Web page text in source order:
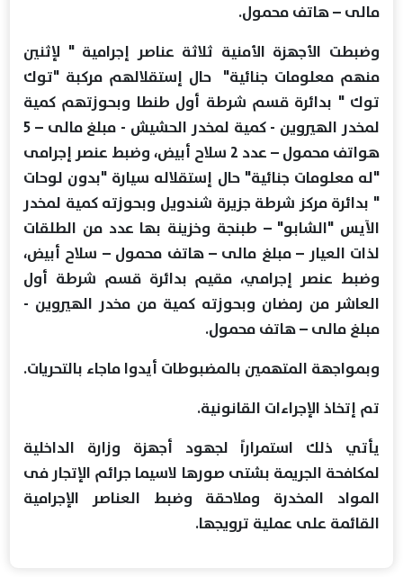
مالى – هاتف محمول.
وضبطت الأجهزة الأمنية ثلاثة عناصر إجرامية " لإثنين
منهم معلومات جنائية" حال إستقلالهم مركبة "توك
توك " بدائرة قسم شرطة أول طنطا وبحوزتهم كمية
لمخدر الهيروين - كمية لمخدر الحشيش - مبلغ مالى – 5
هواتف محمول – عدد 2 سلاح أبيض، وضبط عنصر إجرامى
"له معلومات جنائية" حال إستقلاله سيارة "بدون لوحات
" بدائرة مركز شرطة جزيرة شندويل وبحوزته كمية لمخدر
الآيس "الشابو" – طبنجة وخزينة بها عدد من الطلقات
لذات العيار – مبلغ مالى – هاتف محمول – سلاح أبيض،
وضبط عنصر إجرامي، مقيم بدائرة قسم شرطة أول
العاشر من رمضان وبحوزته كمية من مخدر الهيروين -
مبلغ مالى – هاتف محمول.
وبمواجهة المتهمين بالمضبوطات أيدوا ماجاء بالتحريات.
تم إتخاذ الإجراءات القانونية.
يأتي ذلك استمراراً لجهود أجهزة وزارة الداخلية
لمكافحة الجريمة بشتى صورها لاسيما جرائم الإتجار فى
المواد المخدرة وملاحقة وضبط العناصر الإجرامية
القائمة على عملية ترويجها.